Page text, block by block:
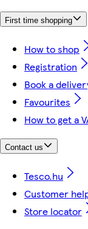
First time shopping
How to shop
Registration
Book a
Favourites
How to get a
Contact us
Tesco.hu
Customer
Store locator